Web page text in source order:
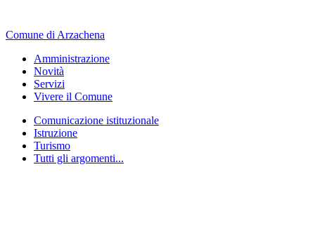
Comune di Arzachena
Amministrazione
Novità
Servizi
Vivere il Comune
Comunicazione istituzionale
Istruzione
Turismo
Tutti gli argomenti...